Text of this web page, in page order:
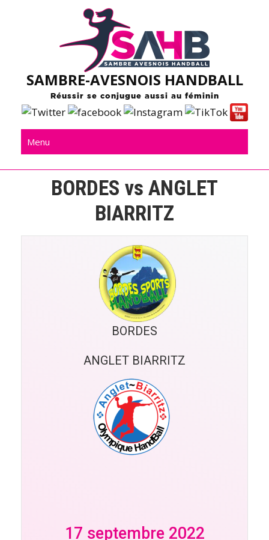
SAMBRE-AVESNOIS HANDBALL
Réussir se conjugue aussi au féminin
Menu
BORDES vs ANGLET
BIARRITZ
BORDES
ANGLET BIARRITZ
17 septembre 2022